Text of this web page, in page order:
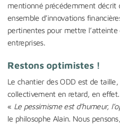
mentionné précédemment décrit
ensemble d’innovations
pertinentes pour mettre
entreprises.
Restons optimistes !
Le chantier des ODD est de
collectivement en retard, en
« Le pessimisme est d’humeur,
le philosophe Alain. Nous